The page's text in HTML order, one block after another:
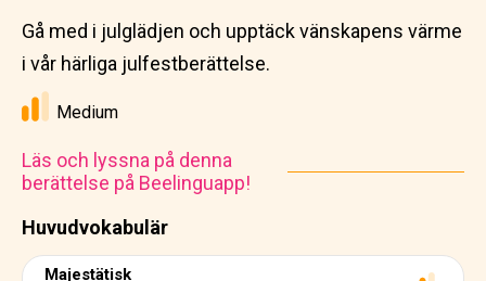
Huvudvokabulär
Majestätisk
Gå med i julglädjen och upptäck vänskapens värme
i vår härliga julfestberättelse.
Medium
Läs och lyssna på denna
berättelse på Beelinguapp!